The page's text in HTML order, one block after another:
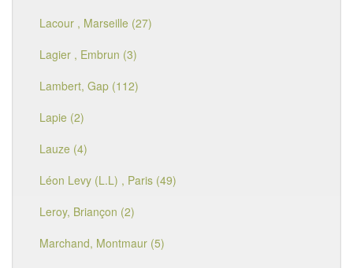
Lacour , Marseille (27)
Lagier , Embrun (3)
Lambert, Gap (112)
Lapie (2)
Lauze (4)
Léon Levy (L.L) , Paris (49)
Leroy, Briançon (2)
Marchand, Montmaur (5)